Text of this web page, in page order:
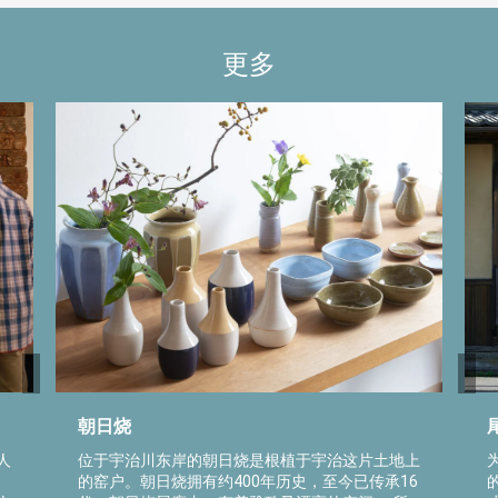
更多
朝日烧
位于宇治川东岸的朝日烧是根植于宇治这片土地上
的窑户。朝日烧拥有约400年历史，至今已传承16